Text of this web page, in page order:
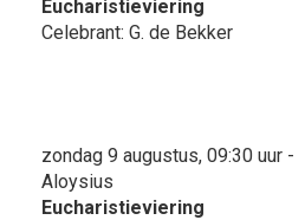
Eucharistieviering
Celebrant: G. de Bekker
zondag 9 augustus, 09:30 uur -
Aloysius
Eucharistieviering